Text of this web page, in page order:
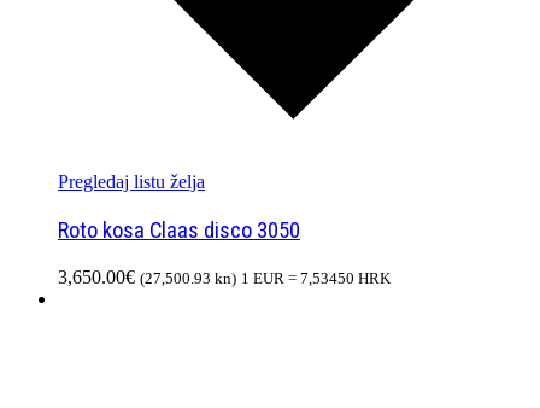
Pregledaj listu želja
Roto kosa Claas disco 3050
3,650.00€ (27,500.93 kn) 1 EUR = 7,53450 HRK